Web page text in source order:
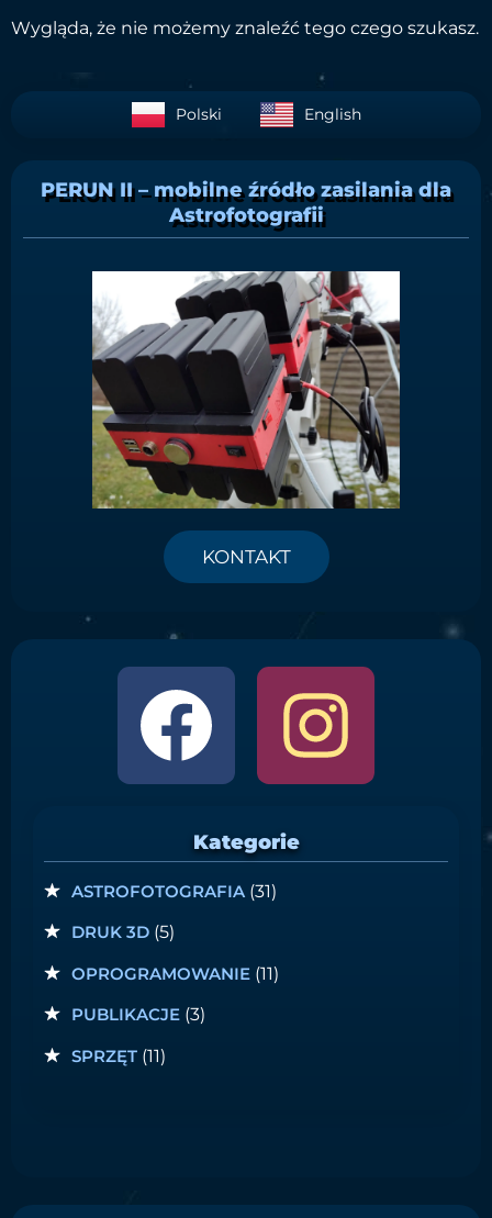
Wygląda, że nie możemy znaleźć tego czego szukasz.
Polski English
PERUN II – mobilne źródło zasilania dla
Astrofotografii
KONTAKT
Kategorie
ASTROFOTOGRAFIA (31)
DRUK 3D (5)
OPROGRAMOWANIE (11)
PUBLIKACJE (3)
SPRZĘT (11)